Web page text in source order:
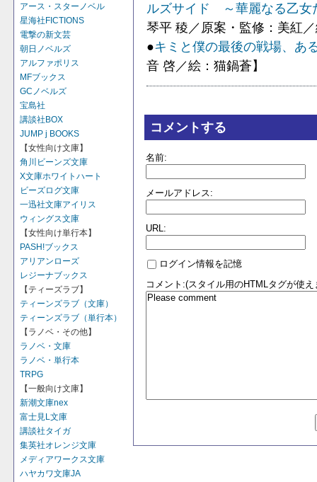
アース・スターノベル
星海社FICTIONS
電撃の新文芸
朝日ノベルズ
アルファポリス
MFブックス
GCノベルズ
宝島社
講談社BOX
JUMP j BOOKS
【女性向け文庫】
角川ビーンズ文庫
X文庫ホワイトハート
ビーズログ文庫
一迅社文庫アイリス
ウィングス文庫
【女性向け単行本】
PASH!ブックス
アリアンローズ
レジーナブックス
【ティーズラブ】
ティーンズラブ（文庫）
ティーンズラブ（単行本）
【ラノベ・その他】
ラノベ・文庫
ラノベ・単行本
TRPG
【一般向け文庫】
新潮文庫nex
富士見L文庫
講談社タイガ
集英社オレンジ文庫
メディアワークス文庫
ハヤカワ文庫JA
ルズサイド ～華麗なる乙女
琴平 稜／原案・監修：美紅
●キミと僕の最後の戦場、あ
音 啓／絵：猫鍋蒼】
コメントする
名前:
メールアドレス:
URL:
ログイン情報を記憶
コメント:(スタイル用のHTMLタグが使え